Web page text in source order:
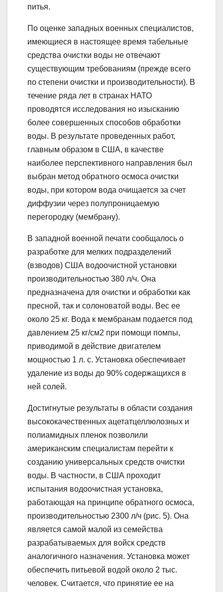
питья.
По оценке западных военных специалистов,
имеющиеся в настоящее время табельные
средства очистки воды не отвечают
существующим требованиям (прежде всего
по степени очистки и производительности). В
течение ряда лет в странах НАТО
проводятся исследования но изысканию
более совершенных способов обработки
воды. В результате проведенных работ,
главным образом в США, в качестве
наиболее перспективного направления был
выбран метод обратного осмоса очистки
воды, при котором вода очищается за счет
диффузии через полупроницаемую
перегородку (мембрану).
В западной военной печати сообщалось о
разработке для мелких подразделений
(взводов) США водоочистной установки
производительностью 380 л/ч. Она
предназначена для очистки и обработки как
пресной, так и солоноватой воды. Вес ее
около 25 кг. Вода к мембранам подается под
давлением 25 кг/см2 при помощи помпы,
приводимой в действие двигателем
мощностью 1 л. с. Установка обеспечивает
удаление из воды до 90% содержащихся в
ней солей.
Достигнутые результаты в области создания
высококачественных ацетатцеллюлозных и
полиамидных пленок позволили
американским специалистам перейти к
созданию универсальных средств очистки
воды. В частности, в США проходит
испытания водоочистная установка,
работающая на принципе обратного осмоса,
производительностью 2300 л/ч (рис. 5). Она
является самой малой из семейства
разрабатываемых для войск средств
аналогичного назначения. Установка может
обеспечить питьевой водой около 2 тыс.
человек. Считается, что принятие ее на